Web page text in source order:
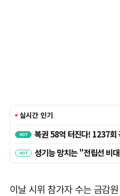
이날 시위 참가자 수는 금감